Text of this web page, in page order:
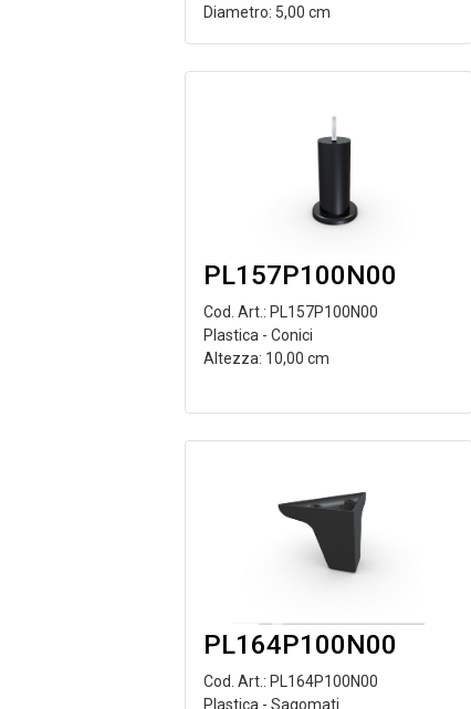
Diametro: 5,00 cm
PL157P100N00
Cod. Art.: PL157P100N00
Plastica - Conici
Altezza: 10,00 cm
PL164P100N00
Cod. Art.: PL164P100N00
Plastica - Sagomati